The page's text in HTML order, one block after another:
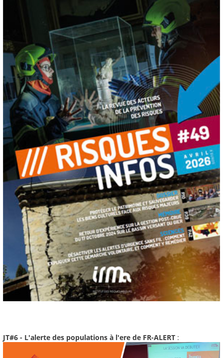
JT#6 - L'alerte des populations à l'ere de FR-ALERT :